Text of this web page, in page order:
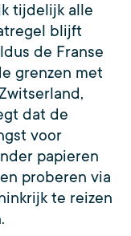
tijdelijk alle
blijft
de Franse
grenzen met
dat de
voor
papieren
proberen via
te reizen